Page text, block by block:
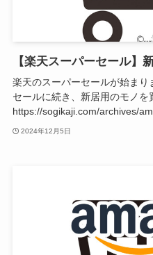
【楽天スーパーセール】
楽天のスーパーセールが始ま
セールに続き、新居用のモノを
https://sogikaji.com/archives/
2024年12月5日